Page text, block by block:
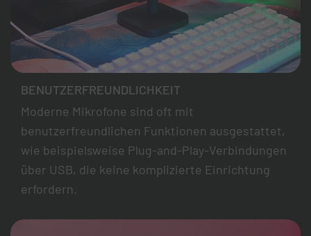
BENUTZERFREUNDLICHKEIT
Moderne Mikrofone sind oft mit
benutzerfreundlichen Funktionen ausgestattet,
wie beispielsweise Plug-and-Play-Verbindungen
über USB, die keine komplizierte Einrichtung
erfordern.